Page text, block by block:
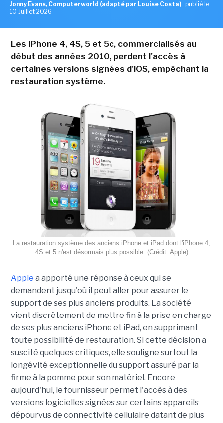
Jonny Evans, Computerworld (adapté par Louise Costa) , publié le
10 Juillet 2026
Les iPhone 4, 4S, 5 et 5c, commercialisés au
début des années 2010, perdent l'accès à
certaines versions signées d'iOS, empêchant la
restauration système.
La restauration système des anciens iPhone et iPad dont l'iPhone 4,
4S et 5 n'est désormais plus possible. (Crédit: Apple)
Apple a apporté une réponse à ceux qui se
demandent jusqu'où il peut aller pour assurer le
support de ses plus anciens produits. La société
vient discrètement de mettre fin à la prise en charge
de ses plus anciens iPhone et iPad, en supprimant
toute possibilité de restauration. Si cette décision a
suscité quelques critiques, elle souligne surtout la
longévité exceptionnelle du support assuré par la
firme à la pomme pour son matériel. Encore
aujourd'hui, le fournisseur permet l'accès à des
versions logicielles signées sur certains appareils
dépourvus de connectivité cellulaire datant de plus